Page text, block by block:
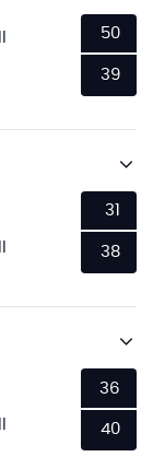
50
39
31
38
36
40